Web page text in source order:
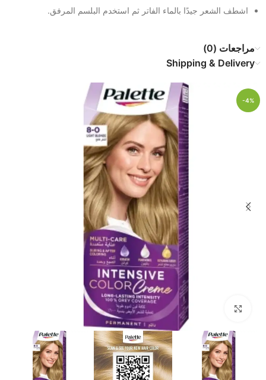
اشطف الشعر جيدًا بالماء الفاتر ثم استخدم البلسم المرفق.
مراجعات (0)
Shipping & Delivery
-4%
Click to enlarge